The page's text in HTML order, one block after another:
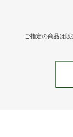
ご指定の商品は販